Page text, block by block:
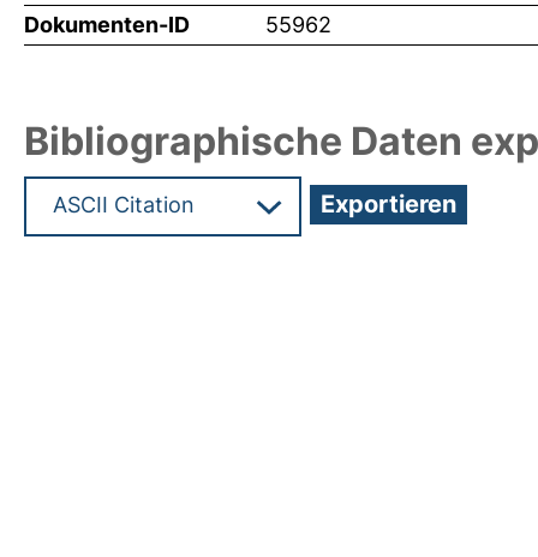
Dokumenten-ID 55962
Bibliographische Daten